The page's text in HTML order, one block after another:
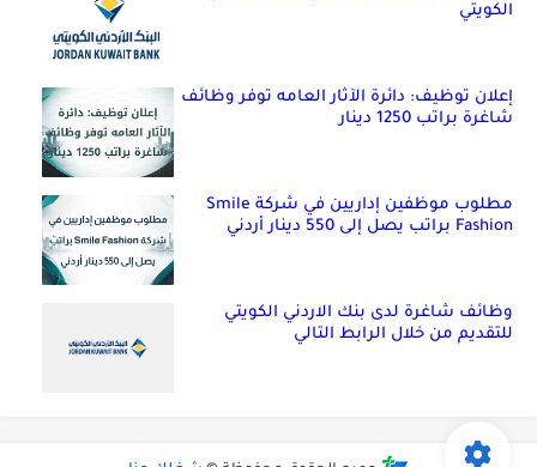
الكويتي
إعلان توظيف: دائرة الآثار العامه توفر وظائف
شاغرة براتب 1250 دينار
مطلوب موظفين إداريين في شركة Smile
Fashion براتب يصل إلى 550 دينار أردني
وظائف شاغرة لدى بنك الاردني الكويتي
للتقديم من خلال الرابط التالي